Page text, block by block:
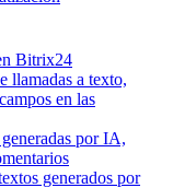
Bitrix24
llamadas a texto,
en las
por IA,
generados por